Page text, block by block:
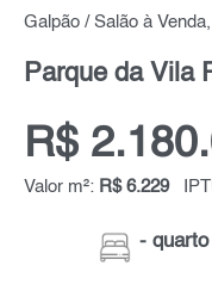
Parque da Vila
R$
Valor m²: R$ 6.229
- quarto